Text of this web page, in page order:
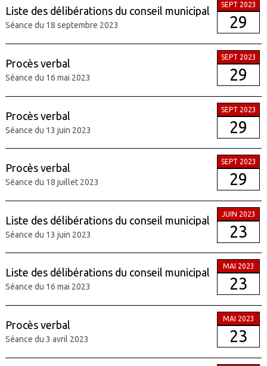
Liste des délibérations du conseil municipal
Séance du 18 septembre 2023
SEPT 2023
29
Procès verbal
Séance du 16 mai 2023
SEPT 2023
29
Procès verbal
Séance du 13 juin 2023
SEPT 2023
29
Procès verbal
Séance du 18 juillet 2023
SEPT 2023
29
Liste des délibérations du conseil municipal
Séance du 13 juin 2023
JUIN 2023
23
Liste des délibérations du conseil municipal
Séance du 16 mai 2023
MAI 2023
23
Procès verbal
Séance du 3 avril 2023
MAI 2023
23